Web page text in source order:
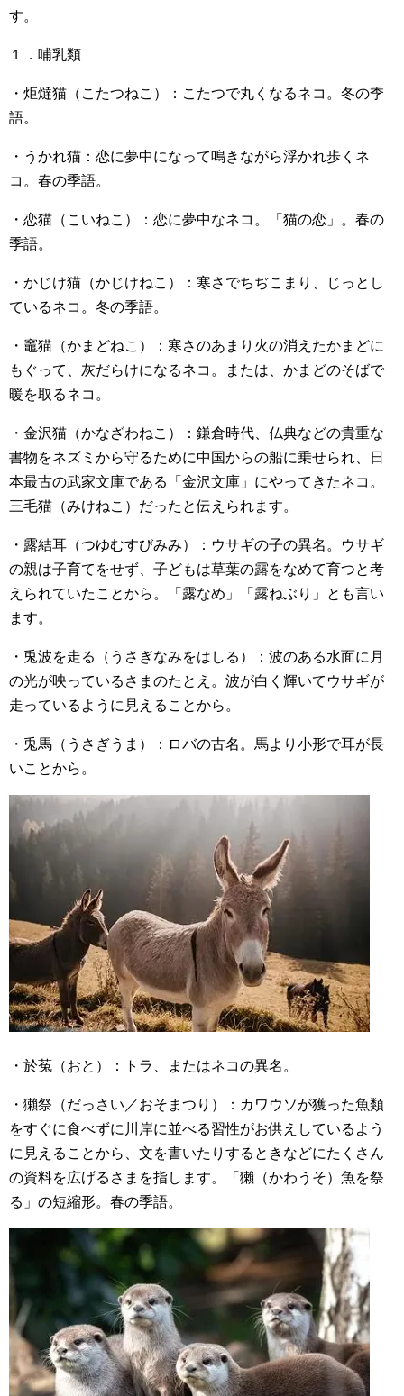
す。
１．哺乳類
・炬燵猫（こたつねこ）：こたつで丸くなるネコ。冬の季
語。
・うかれ猫：恋に夢中になって鳴きながら浮かれ歩くネ
コ。春の季語。
・恋猫（こいねこ）：恋に夢中なネコ。「猫の恋」。春の
季語。
・かじけ猫（かじけねこ）：寒さでちぢこまり、じっとし
ているネコ。冬の季語。
・竈猫（かまどねこ）：寒さのあまり火の消えたかまどに
もぐって、灰だらけになるネコ。または、かまどのそばで
暖を取るネコ。
・金沢猫（かなざわねこ）：鎌倉時代、仏典などの貴重な
書物をネズミから守るために中国からの船に乗せられ、日
本最古の武家文庫である「金沢文庫」にやってきたネコ。
三毛猫（みけねこ）だったと伝えられます。
・露結耳（つゆむすびみみ）：ウサギの子の異名。ウサギ
の親は子育てをせず、子どもは草葉の露をなめて育つと考
えられていたことから。「露なめ」「露ねぶり」とも言い
ます。
・兎波を走る（うさぎなみをはしる）：波のある水面に月
の光が映っているさまのたとえ。波が白く輝いてウサギが
走っているように見えることから。
・兎馬（うさぎうま）：ロバの古名。馬より小形で耳が長
いことから。
・於菟（おと）：トラ、またはネコの異名。
・獺祭（だっさい／おそまつり）：カワウソが獲った魚類
をすぐに食べずに川岸に並べる習性がお供えしているよう
に見えることから、文を書いたりするときなどにたくさん
の資料を広げるさまを指します。「獺（かわうそ）魚を祭
る」の短縮形。春の季語。